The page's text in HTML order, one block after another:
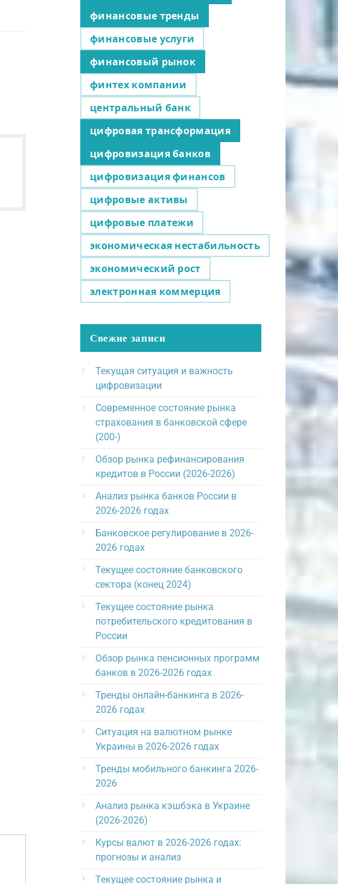
финансовые тренды
финансовые услуги
финансовый рынок
финтех компании
центральный банк
цифровая трансформация
цифровизация банков
цифровизация финансов
цифровые активы
цифровые платежи
экономическая нестабильность
экономический рост
электронная коммерция
Свежие записи
Текущая ситуация и важность
цифровизации
Современное состояние рынка
страхования в банковской сфере
(200-)
Обзор рынка рефинансирования
кредитов в России (2026-2026)
Анализ рынка банков России в
2026-2026 годах
Банковское регулирование в 2026-
2026 годах
Текущее состояние банковского
сектора (конец 2024)
Текущее состояние рынка
потребительского кредитования в
России
Обзор рынка пенсионных программ
банков в 2026-2026 годах
Тренды онлайн-банкинга в 2026-
2026 годах
Ситуация на валютном рынке
Украины в 2026-2026 годах
Тренды мобильного банкинга 2026-
2026
Анализ рынка кэшбэка в Украине
(2026-2026)
Курсы валют в 2026-2026 годах:
прогнозы и анализ
Текущее состояние рынка и